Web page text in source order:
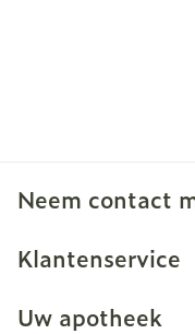
Neem contact
Klantenservice
Uw apotheek